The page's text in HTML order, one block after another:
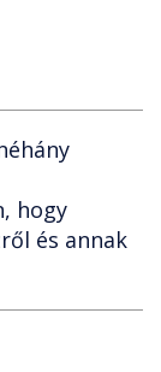
hogy
és annak